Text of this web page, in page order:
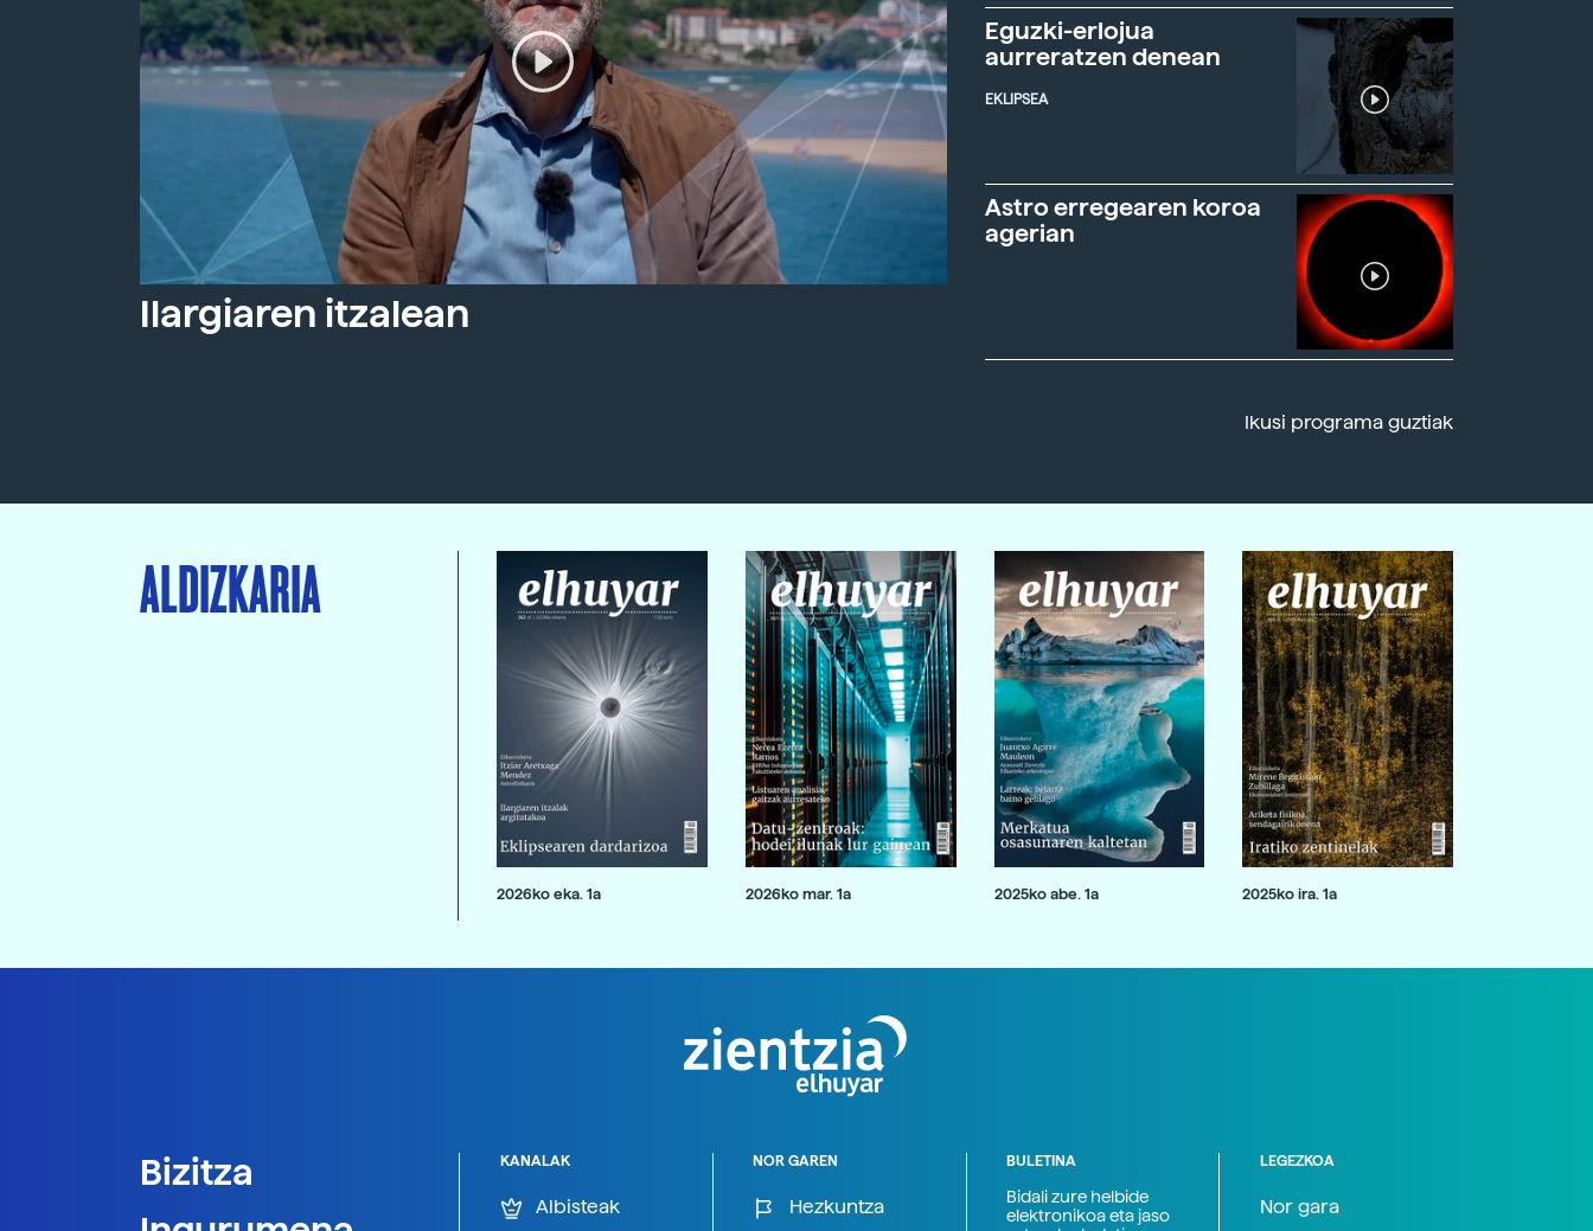
Ilargiaren itzalean
Eguzki-erlojua
aurreratzen denean
EKLIPSEA
Astro erregearen koroa
agerian
Ikusi programa guztiak
ALDIZKARIA
2026ko eka. 1a 2026ko mar. 1a 2025ko abe. 1a 2025ko ira. 1a
Bizitza
KANALAK
Albisteak
NOR GAREN
Hezkuntza
BULETINA
Bidali zure helbide
elektronikoa eta jaso
LEGEZKOA
Nor gara